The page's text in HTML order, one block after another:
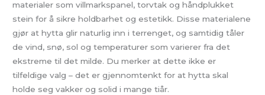
materialer som villmarkspanel, torvtak og håndplukket
stein for å sikre holdbarhet og estetikk. Disse materialene
gjør at hytta glir naturlig inn i terrenget, og samtidig tåler
de vind, snø, sol og temperaturer som varierer fra det
ekstreme til det milde. Du merker at dette ikke er
tilfeldige valg – det er gjennomtenkt for at hytta skal
holde seg vakker og solid i mange tiår.